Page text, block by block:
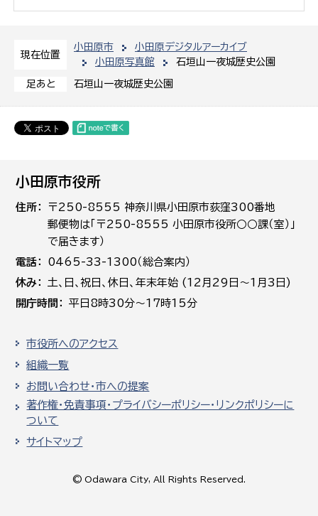
現在位置
小田原市
小田原デジタルアーカイブ
小田原写真館
石垣山一夜城歴史公園
足あと 石垣山一夜城歴史公園
小田原市役所
住所
〒250-8555 神奈川県小田原市荻窪300番地
郵便物は「〒250-8555 小田原市役所○○課（室）」
で届きます）
電話
0465-33-1300（総合案内）
休み
土､日､祝日、休日、年末年始 (12月29日～1月3日)
開庁時間
平日8時30分～17時15分
市役所へのアクセス
組織一覧
お問い合わせ・市への提案
著作権・免責事項・プライバシーポリシー・リンクポリシーに
ついて
サイトマップ
© Odawara City, All Rights Reserved.